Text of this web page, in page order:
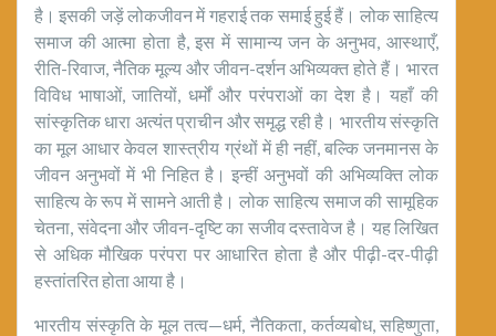
है। इसकी जड़ें लोकजीवन में गहराई तक समाई हुई हैं। लोक साहित्य
समाज की आत्मा होता है, इस में सामान्य जन के अनुभव, आस्थाएँ,
रीति-रिवाज, नैतिक मूल्य और जीवन-दर्शन अभिव्यक्त होते हैं। भारत
विविध भाषाओं, जातियों, धर्मों और परंपराओं का देश है। यहाँ की
सांस्कृतिक धारा अत्यंत प्राचीन और समृद्ध रही है। भारतीय संस्कृति
का मूल आधार केवल शास्त्रीय ग्रंथों में ही नहीं, बल्कि जनमानस के
जीवन अनुभवों में भी निहित है। इन्हीं अनुभवों की अभिव्यक्ति लोक
साहित्य के रूप में सामने आती है। लोक साहित्य समाज की सामूहिक
चेतना, संवेदना और जीवन-दृष्टि का सजीव दस्तावेज है। यह लिखित
से अधिक मौखिक परंपरा पर आधारित होता है और पीढ़ी-दर-पीढ़ी
हस्तांतरित होता आया है।
भारतीय संस्कृति के मूल तत्व—धर्म, नैतिकता, कर्तव्यबोध, सहिष्णुता,